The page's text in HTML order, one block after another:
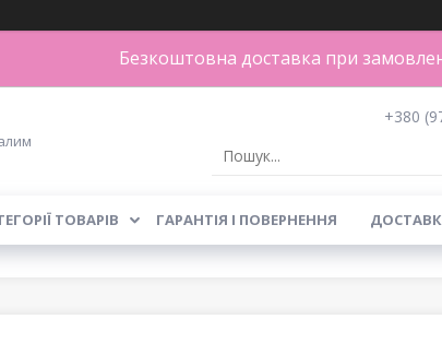
Безкоштовна доставка при
+380
ТОВАРІВ ГАРАНТІЯ І ПОВЕРНЕННЯ